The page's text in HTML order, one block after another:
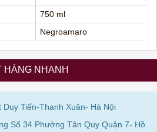
750 ml
Negroamaro
HÀNG NHANH
Duy Tiến-Thanh Xuân- Hà Nội
Số 34 Phường Tân Quy Quận 7- Hồ